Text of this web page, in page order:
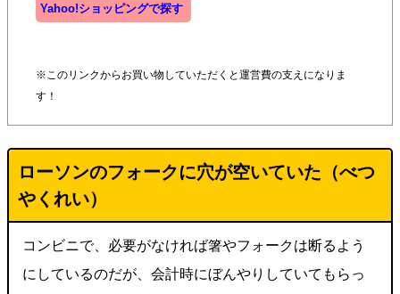
Yahoo!ショッピングで探す
※このリンクからお買い物していただくと運営費の支えになりま
す！
ローソンのフォークに穴が空いていた（べつ
やくれい）
コンビニで、必要がなければ箸やフォークは断るよう
にしているのだが、会計時にぼんやりしていてもらっ